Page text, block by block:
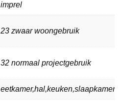
imprel
23 zwaar woongebruik
32 normaal projectgebruik